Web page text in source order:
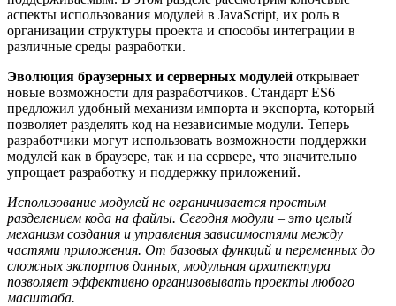
аспекты использования модулей в JavaScript, их роль в
организации структуры проекта и способы интеграции в
различные среды разработки.
Эволюция браузерных и серверных модулей открывает
новые возможности для разработчиков. Стандарт ES6
предложил удобный механизм импорта и экспорта, который
позволяет разделять код на независимые модули. Теперь
разработчики могут использовать возможности поддержки
модулей как в браузере, так и на сервере, что значительно
упрощает разработку и поддержку приложений.
Использование модулей не ограничивается простым
разделением кода на файлы. Сегодня модули – это целый
механизм создания и управления зависимостями между
частями приложения. От базовых функций и переменных до
сложных экспортов данных, модульная архитектура
позволяет эффективно организовывать проекты любого
масштаба.